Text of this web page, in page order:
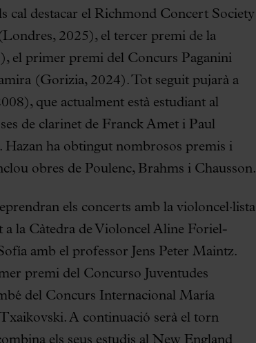
cal destacar el Richmond Concert Society
2025), el tercer premi de la
el primer premi del Concurs Paganini
(Gorizia, 2024). Tot seguit pujarà a
que actualment està estudiant al
de clarinet de Franck Amet i Paul
Hazan ha obtingut nombrosos premis i
obres de Poulenc, Brahms i Chausson.
els concerts amb la violoncel·lista
la Càtedra de Violoncel Aline Foriel-
amb el professor Jens Peter Maintz.
premi del Concurso Juventudes
del Concurs Internacional María
A continuació serà el torn
els seus estudis al New England